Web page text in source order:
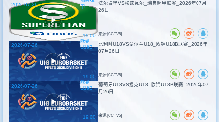
甲
19:00
2026-07-26
法尔肯堡VS松兹瓦尔_瑞典超甲联赛_2026年07月
26日
来源:[CCTV5]
欧锦
U18B
19:00
2026-07-26
比利时U18VS爱尔兰U18_欧锦U18B联赛_2026年
07月26日
来源:[CCTV5]
欧锦
U18B
19:00
2026-07-26
葡萄牙U18VS捷克U18_欧锦U18B联赛_2026年07
月26日
来源:[CCTV5]